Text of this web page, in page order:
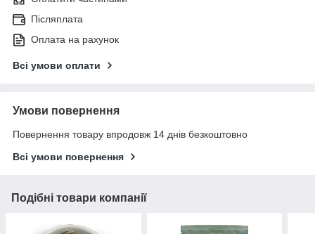
Післяплата
Оплата на рахунок
Всі умови оплати
Умови повернення
Повернення товару впродовж 14 днів безкоштовно
Всі умови повернення
Подібні товари компанії